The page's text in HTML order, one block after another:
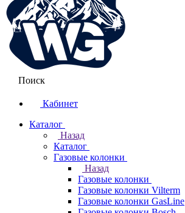
Поиск
Кабинет
Каталог
Назад
Каталог
Газовые колонки
Назад
Газовые колонки
Газовые колонки Vilterm
Газовые колонки GasLine